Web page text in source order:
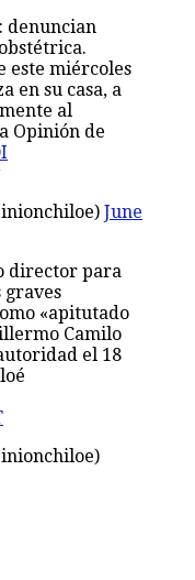
: denuncian
este miércoles
en su casa, a
al
Opinión de
June
director para
graves
«apitutado
Camilo
el 18